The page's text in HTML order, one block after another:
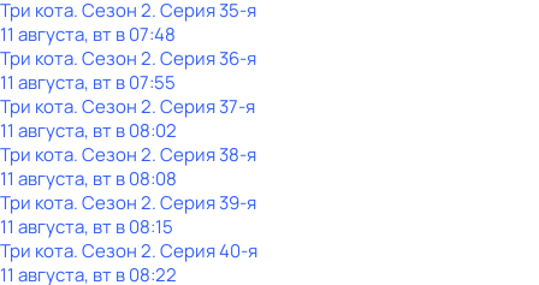
Три кота. Сезон 2. Серия 35-я
11 августа, вт в 07:48
Три кота. Сезон 2. Серия 36-я
11 августа, вт в 07:55
Три кота. Сезон 2. Серия 37-я
11 августа, вт в 08:02
Три кота. Сезон 2. Серия 38-я
11 августа, вт в 08:08
Три кота. Сезон 2. Серия 39-я
11 августа, вт в 08:15
Три кота. Сезон 2. Серия 40-я
11 августа, вт в 08:22